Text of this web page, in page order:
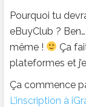
Pourquoi tu
eBuyClub ?
même !
Ça
plateformes et
Ça commence
L’inscription à